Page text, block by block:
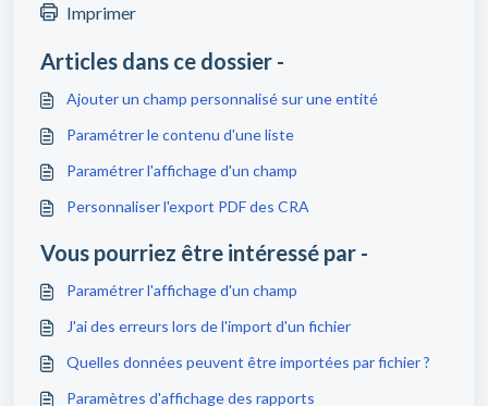
Imprimer
Articles dans ce dossier -
Ajouter un champ personnalisé sur une entité
Paramétrer le contenu d'une liste
Paramétrer l'affichage d'un champ
Personnaliser l'export PDF des CRA
Vous pourriez être intéressé par -
Paramétrer l'affichage d'un champ
J'ai des erreurs lors de l'import d'un fichier
Quelles données peuvent être importées par fichier ?
Paramètres d'affichage des rapports